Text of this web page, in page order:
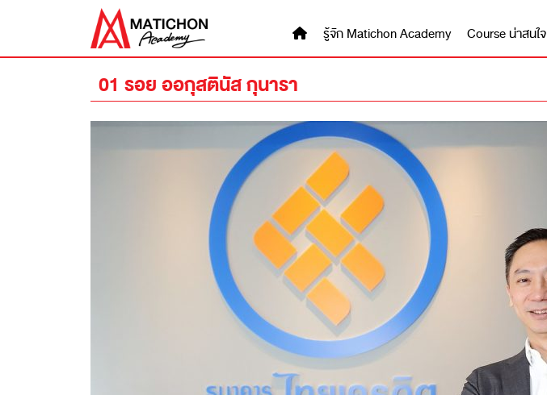
รู้จัก Matichon Academy Course น่าสนใจ
01 รอย ออกุสตินัส กุนารา